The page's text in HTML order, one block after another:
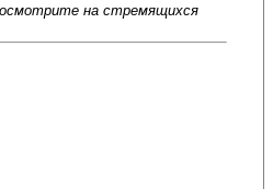
на стремящихся